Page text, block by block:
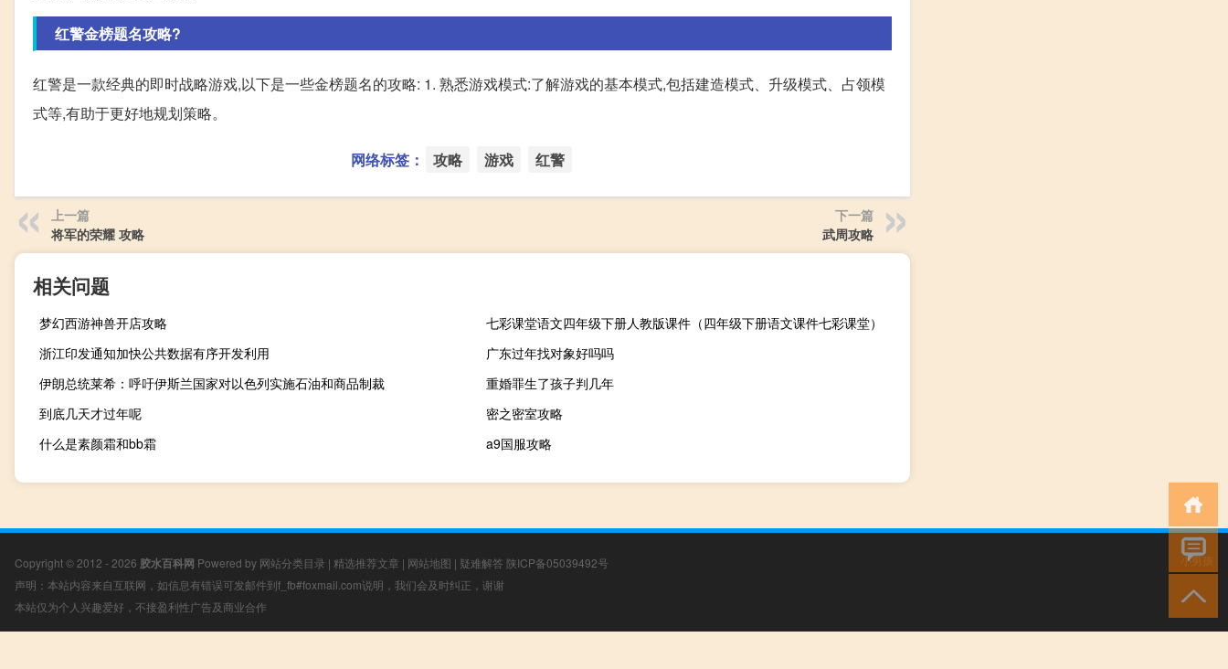
红警金榜题名攻略?
红警是一款经典的即时战略游戏,以下是一些金榜题名的攻略: 1. 熟悉游戏模式:了解游戏的基本模式,包括建造模式、升级模式、占领模
式等,有助于更好地规划策略。
网络标签： 攻略 游戏 红警
上一篇
将军的荣耀 攻略
下一篇
武周攻略
相关问题
梦幻西游神兽开店攻略
七彩课堂语文四年级下册人教版课件（四年级下册语文课件七彩课堂）
浙江印发通知加快公共数据有序开发利用
广东过年找对象好吗吗
伊朗总统莱希：呼吁伊斯兰国家对以色列实施石油和商品制裁
重婚罪生了孩子判几年
到底几天才过年呢
密之密室攻略
什么是素颜霜和bb霜
a9国服攻略
Copyright © 2012 - 2026 胶水百科网 Powered by 网站分类目录 | 精选推荐文章 | 网站地图 | 疑难解答 陕ICP备05039492号
声明：本站内容来自互联网，如信息有错误可发邮件到f_fb#foxmail.com说明，我们会及时纠正，谢谢
本站仅为个人兴趣爱好，不接盈利性广告及商业合作
小男孩